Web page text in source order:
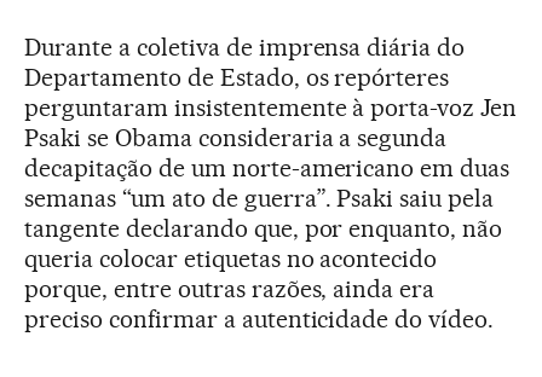
Durante a coletiva de imprensa diária do
Departamento de Estado, os repórteres
perguntaram insistentemente à porta-voz Jen
Psaki se Obama consideraria a segunda
decapitação de um norte-americano em duas
semanas “um ato de guerra”. Psaki saiu pela
tangente declarando que, por enquanto, não
queria colocar etiquetas no acontecido
porque, entre outras razões, ainda era
preciso confirmar a autenticidade do vídeo.